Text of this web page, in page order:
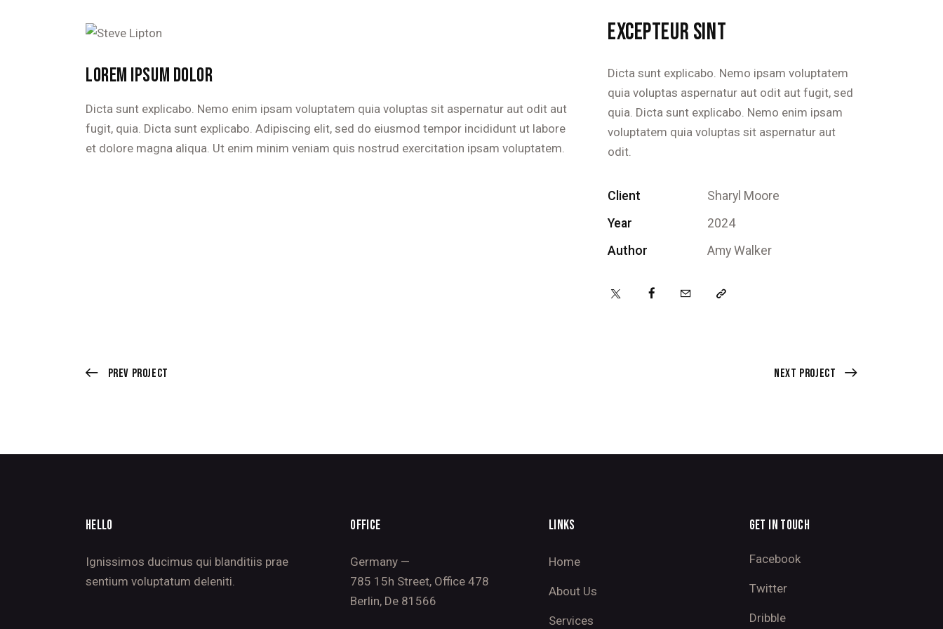
LOREM IPSUM DOLOR
Dicta sunt explicabo. Nemo enim ipsam voluptatem quia voluptas sit aspernatur aut odit aut
fugit, quia. Dicta sunt explicabo. Adipiscing elit, sed do eiusmod tempor incididunt ut labore
et dolore magna aliqua. Ut enim minim veniam quis nostrud exercitation ipsam voluptatem.
EXCEPTEUR SINT
Dicta sunt explicabo. Nemo ipsam voluptatem
quia voluptas aspernatur aut odit aut fugit, sed
quia. Dicta sunt explicabo. Nemo enim ipsam
voluptatem quia voluptas sit aspernatur aut
odit.
Client
Sharyl Moore
Year
2024
Author
Amy Walker
Prev Project Next Project
HELLO
Ignissimos ducimus qui blanditiis prae
sentium voluptatum deleniti.
OFFICE
Germany —
785 15h Street, Office 478
Berlin, De 81566
LINKS
Home
About Us
Services
GET IN TOUCH
Facebook
Twitter
Dribble